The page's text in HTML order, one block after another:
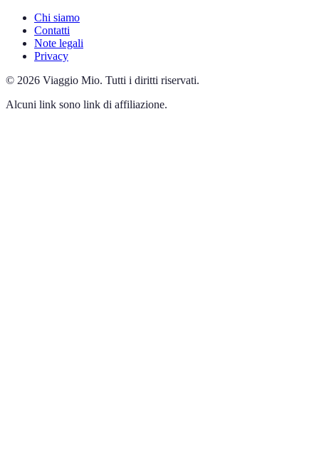
Chi siamo
Contatti
Note legali
Privacy
© 2026 Viaggio Mio. Tutti i diritti riservati.
Alcuni link sono link di affiliazione.